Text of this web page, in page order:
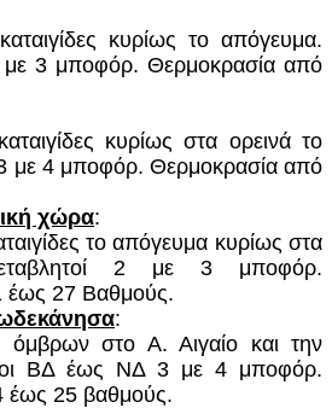
κυρίως το απόγευμα.
με 3 μποφόρ. Θερμοκρασία από
κυρίως στα ορεινά το
με 4 μποφόρ. Θερμοκρασία από
χώρα:
το απόγευμα κυρίως στα
2 με 3 μποφόρ.
έως 27 Βαθμούς.
:
όμβρων στο Α. Αιγαίο και την
ΒΔ έως ΝΔ 3 με 4 μποφόρ.
έως 25 βαθμούς.